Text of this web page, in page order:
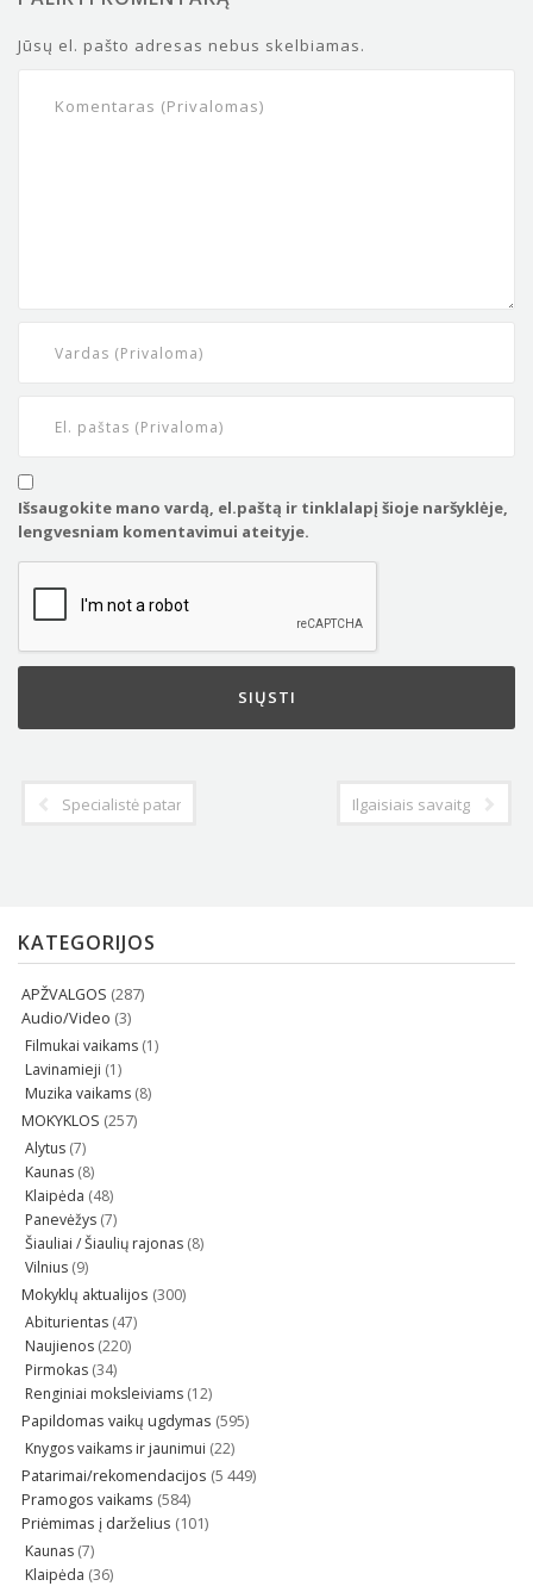
Jūsų el. pašto adresas nebus skelbiamas.
Išsaugokite mano vardą, el.paštą ir tinklalapį šioje naršyklėje,
lengvesniam komentavimui ateityje.
Specialistė pataria: ką svarbu žinoti apie sauskelnes prieš
Ilgaisiais savaitgaliais
KATEGORIJOS
APŽVALGOS (287)
Audio/Video (3)
Filmukai vaikams (1)
Lavinamieji (1)
Muzika vaikams (8)
MOKYKLOS (257)
Alytus (7)
Kaunas (8)
Klaipėda (48)
Panevėžys (7)
Šiauliai / Šiaulių rajonas (8)
Vilnius (9)
Mokyklų aktualijos (300)
Abiturientas (47)
Naujienos (220)
Pirmokas (34)
Renginiai moksleiviams (12)
Papildomas vaikų ugdymas (595)
Knygos vaikams ir jaunimui (22)
Patarimai/rekomendacijos (5 449)
Pramogos vaikams (584)
Priėmimas į darželius (101)
Kaunas (7)
Klaipėda (36)